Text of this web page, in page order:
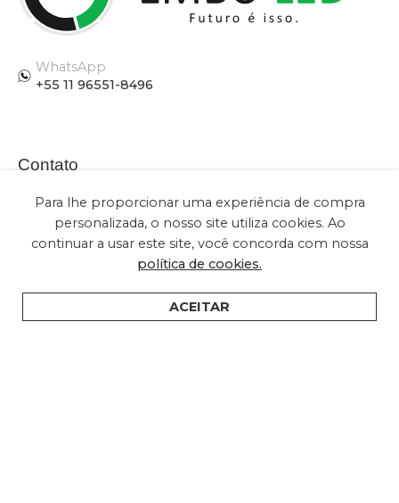
WhatsApp
+55 11 96551-8496
Contato
(+55) 11 2028-2616
sac@embuled.com
contato@embuled.com
Para lhe proporcionar uma experiência de compra
personalizada, o nosso site utiliza cookies. Ao
continuar a usar este site, você concorda com nossa
política de cookies.
ACEITAR